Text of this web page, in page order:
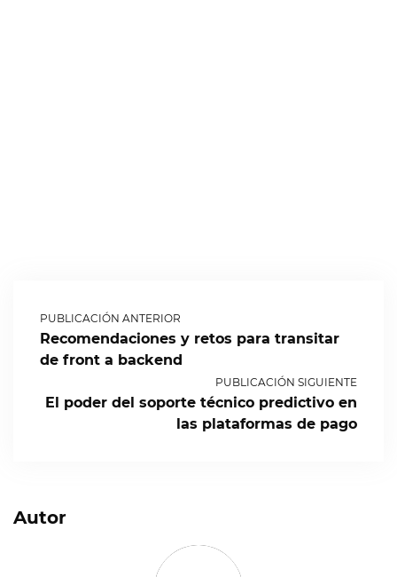
PUBLICACIÓN ANTERIOR
Recomendaciones y retos para transitar
de front a backend
PUBLICACIÓN SIGUIENTE
El poder del soporte técnico predictivo en
las plataformas de pago
Autor